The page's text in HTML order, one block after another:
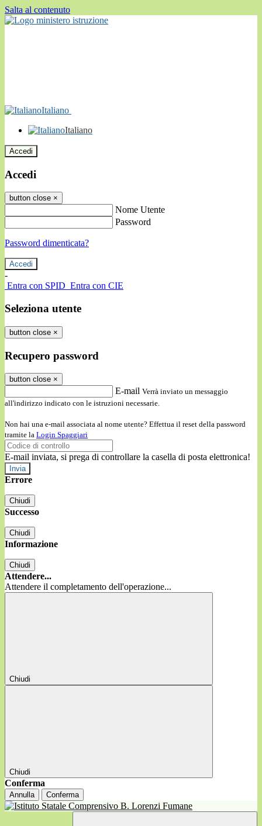
Salta al contenuto
Italiano
Italiano
Accedi
Accedi
button close ×
Nome Utente
Password
Password dimenticata?
-
Entra con SPID Entra con CIE
Seleziona utente
button close ×
Recupero password
button close ×
E-mail Verrà inviato un messaggio
all'indirizzo indicato con le istruzioni necessarie.
Non hai una e-mail associata al nome utente? Effettua il reset della password
tramite la Login Spaggiari
E-mail inviata, si prega di controllare la casella di posta elettronica!
Errore
Chiudi
Successo
Chiudi
Informazione
Chiudi
Attendere...
Attendere il completamento dell'operazione...
Chiudi
Chiudi
Conferma
Annulla Conferma